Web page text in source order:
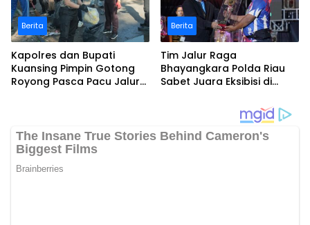
Berita
Kapolres dan Bupati
Kuansing Pimpin Gotong
Royong Pasca Pacu Jalur
Berita
Tim Jalur Raga
Bhayangkara Polda Riau
Sabet Juara Eksibisi di